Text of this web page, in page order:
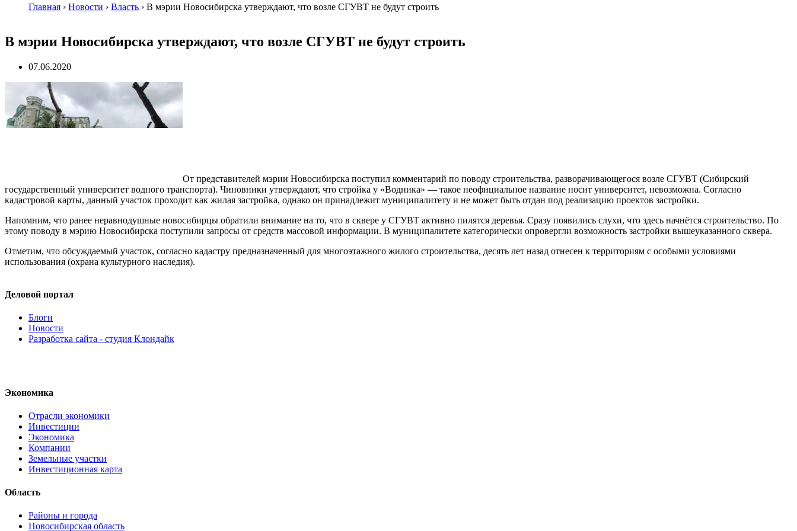
Главная › Новости › Власть › В мэрии Новосибирска утверждают, что возле СГУВТ не будут строить
В мэрии Новосибирска утверждают, что возле СГУВТ не будут строить
07.06.2020
От представителей мэрии Новосибирска поступил комментарий по поводу строительства, разворачивающегося возле СГУВТ (Сибирский
государственный университет водного транспорта). Чиновники утверждают, что стройка у «Водника» — такое неофициальное название носит университет, невозможна. Согласно
кадастровой карты, данный участок проходит как жилая застройка, однако он принадлежит муниципалитету и не может быть отдан под реализацию проектов застройки.
Напомним, что ранее неравнодушные новосибирцы обратили внимание на то, что в сквере у СГУВТ активно пилятся деревья. Сразу появились слухи, что здесь начнётся строительство. По
этому поводу в мэрию Новосибирска поступили запросы от средств массовой информации. В муниципалитете категорически опровергли возможность застройки вышеуказанного сквера.
Отметим, что обсуждаемый участок, согласно кадастру предназначенный для многоэтажного жилого строительства, десять лет назад отнесен к территориям с особыми условиями
использования (охрана культурного наследия).
Деловой портал
Блоги
Новости
Разработка сайта - студия Клондайк
Экономика
Отрасли экономики
Инвестиции
Экономика
Компании
Земельные участки
Инвестиционная карта
Область
Районы и города
Новосибирская область